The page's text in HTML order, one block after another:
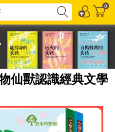
0
仙獸認識經典文學